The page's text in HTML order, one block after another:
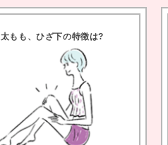
太もも、ひざ下の特徴は